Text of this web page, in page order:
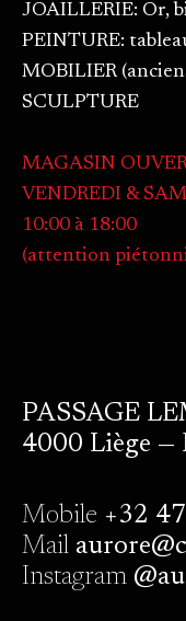
JOAILLERIE: Or,
PEINTURE:
MOBILIER
SCULPTURE
MAGASIN
VENDREDI &
10:00 à 18:00
(attention
PASSAGE
4000 Liège —
Mobile +32
Mail
Instagram